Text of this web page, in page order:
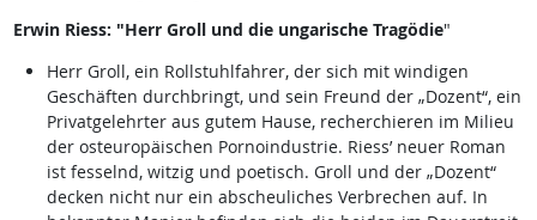
Erwin Riess: "Herr Groll und die ungarische Tragödie"
Herr Groll, ein Rollstuhlfahrer, der sich mit windigen
Geschäften durchbringt, und sein Freund der „Dozent“, ein
Privatgelehrter aus gutem Hause, recherchieren im Milieu
der osteuropäischen Pornoindustrie. Riess’ neuer Roman
ist fesselnd, witzig und poetisch. Groll und der „Dozent“
decken nicht nur ein abscheuliches Verbrechen auf. In